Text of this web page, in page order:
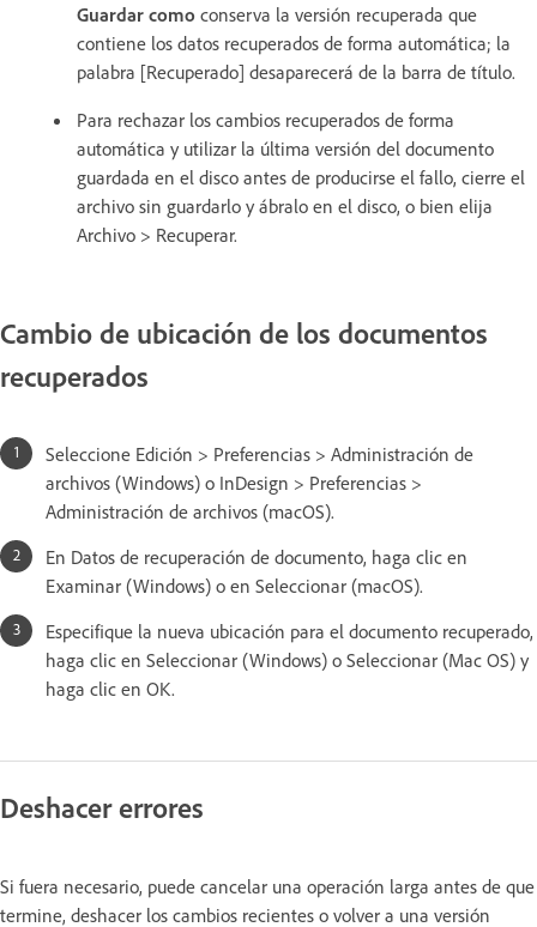
Guardar como conserva la versión recuperada que
contiene los datos recuperados de forma automática; la
palabra [Recuperado] desaparecerá de la barra de título.
Para rechazar los cambios recuperados de forma
automática y utilizar la última versión del documento
guardada en el disco antes de producirse el fallo, cierre el
archivo sin guardarlo y ábralo en el disco, o bien elija
Archivo > Recuperar.
Cambio de ubicación de los documentos
recuperados
Seleccione Edición > Preferencias > Administración de
archivos (Windows) o InDesign > Preferencias >
Administración de archivos (macOS).
En Datos de recuperación de documento, haga clic en
Examinar (Windows) o en Seleccionar (macOS).
Especifique la nueva ubicación para el documento recuperado,
haga clic en Seleccionar (Windows) o Seleccionar (Mac OS) y
haga clic en OK.
Deshacer errores
Si fuera necesario, puede cancelar una operación larga antes de que
termine, deshacer los cambios recientes o volver a una versión